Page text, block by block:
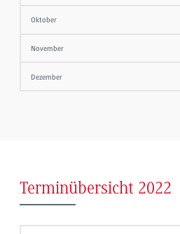
Oktober
November
Dezember
Terminübersicht 2022